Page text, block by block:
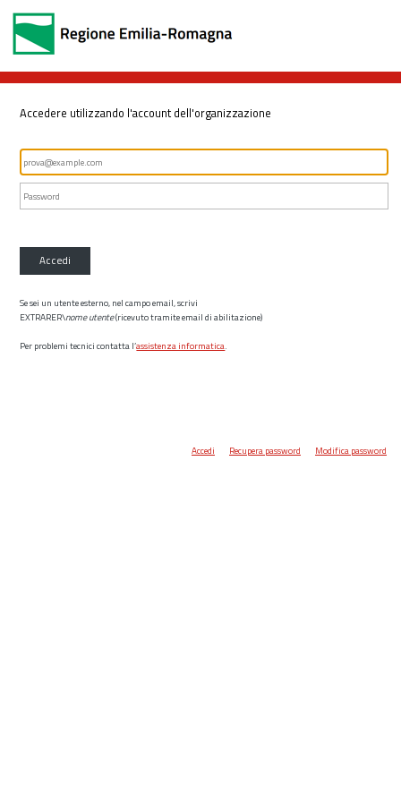
Accedere utilizzando l'account dell'organizzazione
Accedi
Se sei un utente esterno, nel campo email, scrivi
EXTRARER\nome utente(ricevuto tramite email di abilitazione)
Per problemi tecnici contatta l’assistenza informatica.
Accedi Recupera password Modifica password